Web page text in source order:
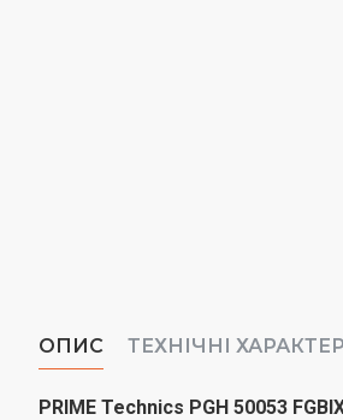
ОПИС ТЕХНІЧНІ
PRIME Technics PGH 50053